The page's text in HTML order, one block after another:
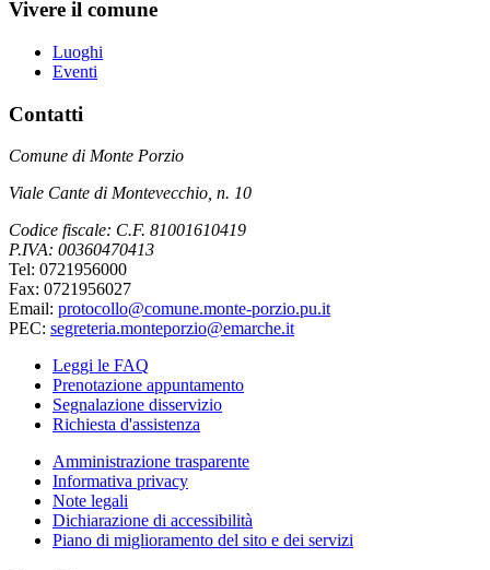
Vivere il comune
Luoghi
Eventi
Contatti
Comune di Monte Porzio
Viale Cante di Montevecchio, n. 10
Codice fiscale: C.F. 81001610419
P.IVA: 00360470413
Tel: 0721956000
Fax: 0721956027
Email: protocollo@comune.monte-porzio.pu.it
PEC: segreteria.monteporzio@emarche.it
Leggi le FAQ
Prenotazione appuntamento
Segnalazione disservizio
Richiesta d'assistenza
Amministrazione trasparente
Informativa privacy
Note legali
Dichiarazione di accessibilità
Piano di miglioramento del sito e dei servizi